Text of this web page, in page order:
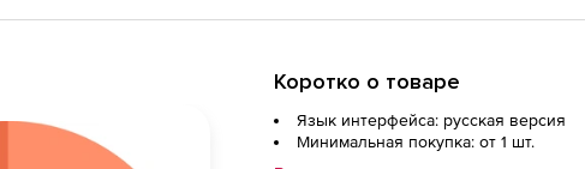
Коротко о товаре
Язык интерфейса: русская версия
Минимальная покупка: от 1 шт.